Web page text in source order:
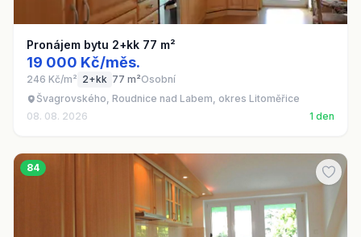
Pronájem bytu 2+kk 77 m²
19 000 Kč/měs.
246 Kč/m² 2+kk 77 m²Osobní
Švagrovského, Roudnice nad Labem, okres Litoměřice
08. 08. 2026
1 den
84